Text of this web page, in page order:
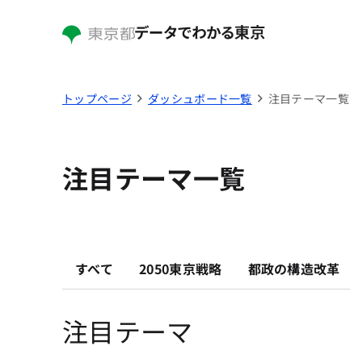
トップページ ダッシュボード一覧 注目テーマ一覧
注目テーマ一覧
すべて 2050東京戦略 都政の構造改革
注目テーマ